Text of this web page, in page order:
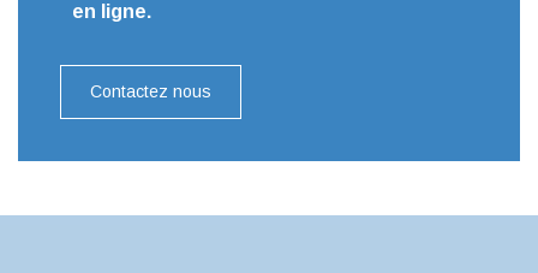
en ligne.
Contactez nous